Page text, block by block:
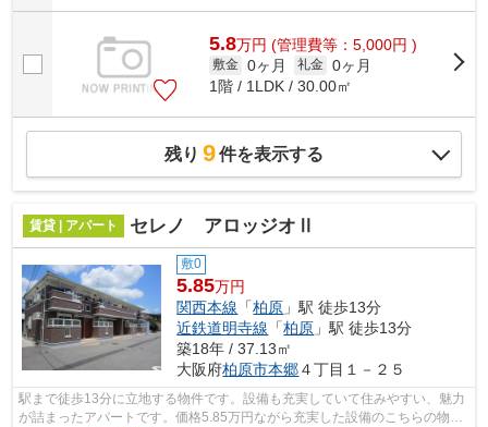
5.8万円 (管理費等：5,000円 )
敷金 0ヶ月 礼金 0ヶ月
1階 / 1LDK / 30.00㎡
残り 9件を表示する
賃貸 | アパート セレノ アロッジオⅡ
敷0
5.85万円
関西本線 「柏原 」駅 徒歩13分
近鉄道明寺線 「柏原 」駅 徒歩13分
築18年 / 37.13㎡
大阪府柏原市本郷４丁目１－２５
駅まで徒歩13分に立地する物件です。設備も充実していて住みやすい、魅力
が詰まったアパートです。価格5.85万円ながら充実した設備のこちらの物件